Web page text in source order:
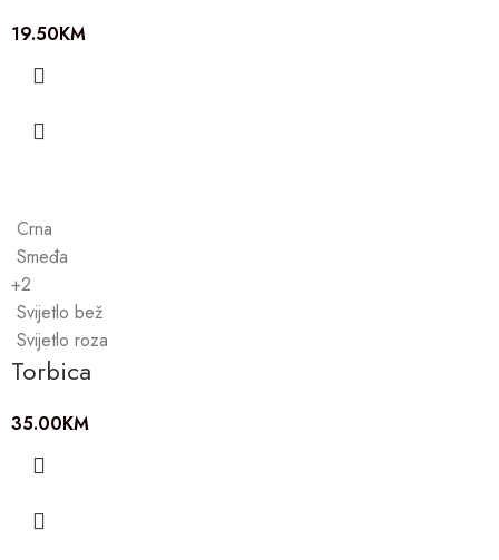
19.50KM
Crna
Smeđa
+2
Svijetlo bež
Svijetlo roza
Torbica
35.00KM